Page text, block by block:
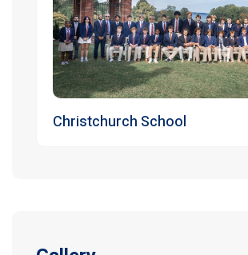
Christchurch School